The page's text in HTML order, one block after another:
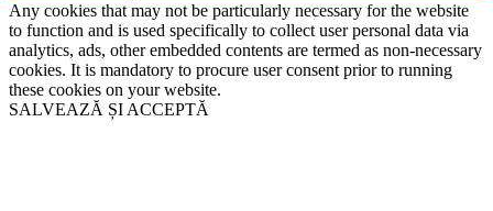
Any cookies that may not be particularly necessary for the website
to function and is used specifically to collect user personal data via
analytics, ads, other embedded contents are termed as non-necessary
cookies. It is mandatory to procure user consent prior to running
these cookies on your website.
SALVEAZĂ ȘI ACCEPTĂ